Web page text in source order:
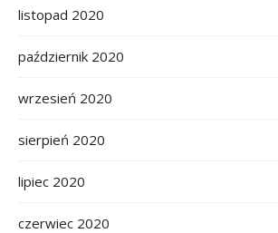
listopad 2020
październik 2020
wrzesień 2020
sierpień 2020
lipiec 2020
czerwiec 2020